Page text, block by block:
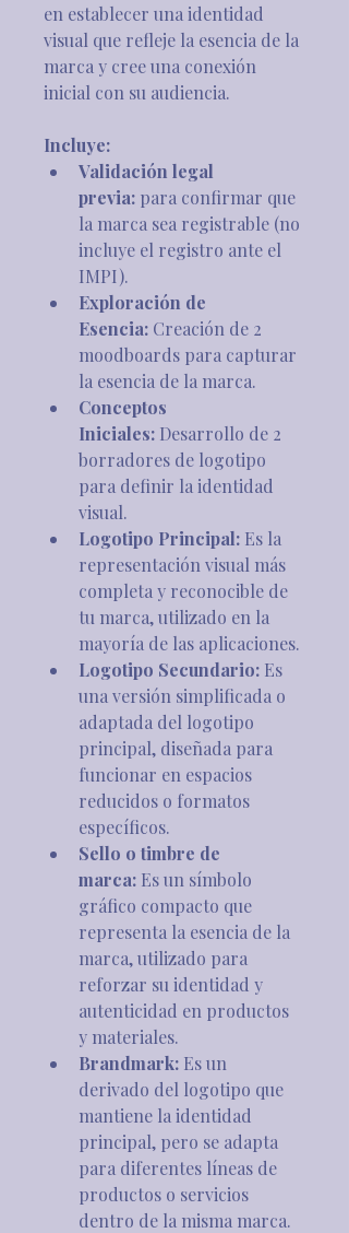
en establecer una identidad
visual que refleje la esencia de la
marca y cree una conexión
inicial con su audiencia.
Incluye:
Validación legal
previa: para confirmar que
la marca sea registrable (no
incluye el registro ante el
IMPI).
Exploración de
Esencia: Creación de 2
moodboards para capturar
la esencia de la marca.
Conceptos
Iniciales: Desarrollo de 2
borradores de logotipo
para definir la identidad
visual.
Logotipo Principal: Es la
representación visual más
completa y reconocible de
tu marca, utilizado en la
mayoría de las aplicaciones.
Logotipo Secundario: Es
una versión simplificada o
adaptada del logotipo
principal, diseñada para
funcionar en espacios
reducidos o formatos
específicos.
Sello o timbre de
marca: Es un símbolo
gráfico compacto que
representa la esencia de la
marca, utilizado para
reforzar su identidad y
autenticidad en productos
y materiales.
Brandmark: Es un
derivado del logotipo que
mantiene la identidad
principal, pero se adapta
para diferentes líneas de
productos o servicios
dentro de la misma marca.